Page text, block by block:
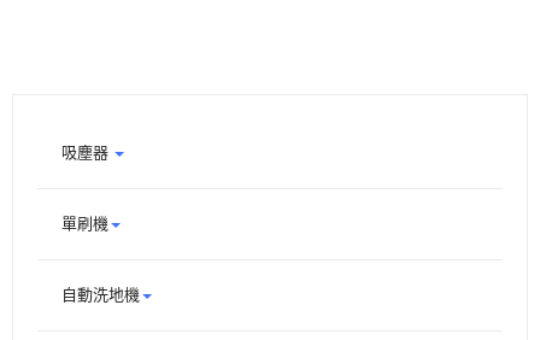
吸塵器
單刷機
自動洗地機